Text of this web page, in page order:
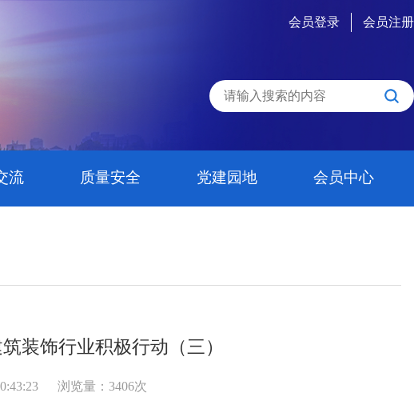
会员登录 会员注册
流 质量安全 党建园地 会员中心
装饰行业积极行动（三）
浏览量：3406次